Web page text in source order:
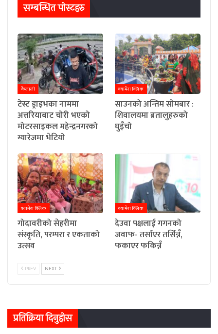
सम्बन्धित पाेस्टहरु
कैलाली
टेस्ट ड्राइभका नाममा
अत्तरियाबाट चोरी भएको
मोटरसाइकल महेन्द्रनगरको
ग्यारेजमा भेटियो
क्यामेरा क्लिक
साउनको अन्तिम सोमबार :
शिवालयमा ब्रतालुहरुको
घुइँचो
क्यामेरा क्लिक
गोदावरीको सेहरीमा
संस्कृति, परम्परा र एकताको
उत्सव
क्यामेरा क्लिक
देउवा पक्षलाई गगनको
जवाफ- तर्साएर तर्सिन्नँ,
फकाएर फकिन्नँ
PREV NEXT
प्रतिक्रिया दिनुहोस